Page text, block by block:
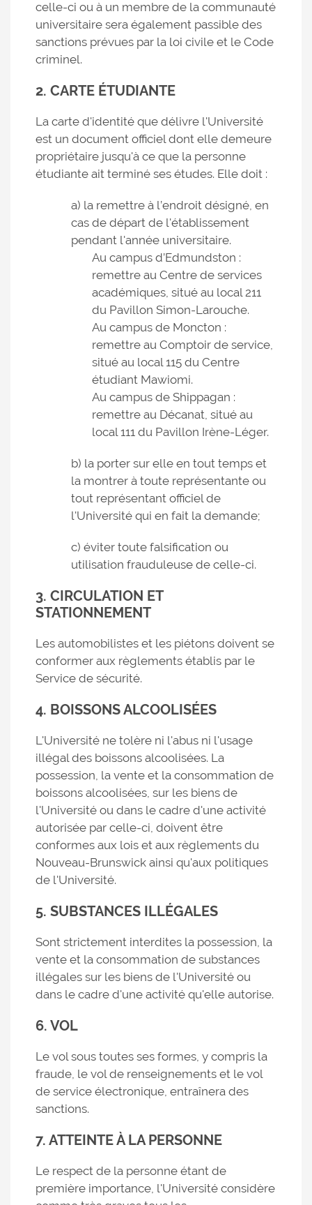
celle-ci ou à un membre de la communauté
universitaire sera également passible des
sanctions prévues par la loi civile et le Code
criminel.
2. CARTE ÉTUDIANTE
La carte d'identité que délivre l'Université
est un document officiel dont elle demeure
propriétaire jusqu'à ce que la personne
étudiante ait terminé ses études. Elle doit :
a) la remettre à l’endroit désigné, en
cas de départ de l'établissement
pendant l'année universitaire.
Au campus d’Edmundston :
remettre au Centre de services
académiques, situé au local 211
du Pavillon Simon-Larouche.
Au campus de Moncton :
remettre au Comptoir de service,
situé au local 115 du Centre
étudiant Mawiomi.
Au campus de Shippagan :
remettre au Décanat, situé au
local 111 du Pavillon Irène-Léger.
b) la porter sur elle en tout temps et
la montrer à toute représentante ou
tout représentant officiel de
l'Université qui en fait la demande;
c) éviter toute falsification ou
utilisation frauduleuse de celle-ci.
3. CIRCULATION ET
STATIONNEMENT
Les automobilistes et les piétons doivent se
conformer aux règlements établis par le
Service de sécurité.
4. BOISSONS ALCOOLISÉES
L'Université ne tolère ni l'abus ni l'usage
illégal des boissons alcoolisées. La
possession, la vente et la consommation de
boissons alcoolisées, sur les biens de
l'Université ou dans le cadre d'une activité
autorisée par celle-ci, doivent être
conformes aux lois et aux règlements du
Nouveau-Brunswick ainsi qu'aux politiques
de l'Université.
5. SUBSTANCES ILLÉGALES
Sont strictement interdites la possession, la
vente et la consommation de substances
illégales sur les biens de l'Université ou
dans le cadre d'une activité qu'elle autorise.
6. VOL
Le vol sous toutes ses formes, y compris la
fraude, le vol de renseignements et le vol
de service électronique, entraînera des
sanctions.
7. ATTEINTE À LA PERSONNE
Le respect de la personne étant de
première importance, l'Université considère